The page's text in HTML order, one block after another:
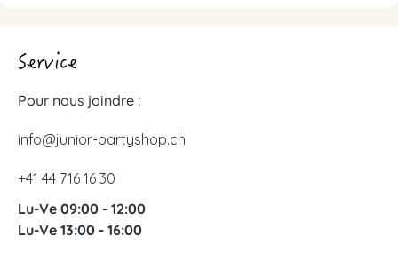
Service
Pour nous joindre :
info@junior-partyshop.ch
+41 44 716 16 30
Lu-Ve 09:00 - 12:00
Lu-Ve 13:00 - 16:00